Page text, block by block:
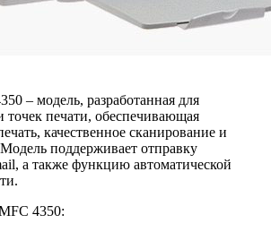
– модель, разработанная для
печати, обеспечивающая
качественное сканирование и
поддерживает отправку
а также функцию автоматической
4350: